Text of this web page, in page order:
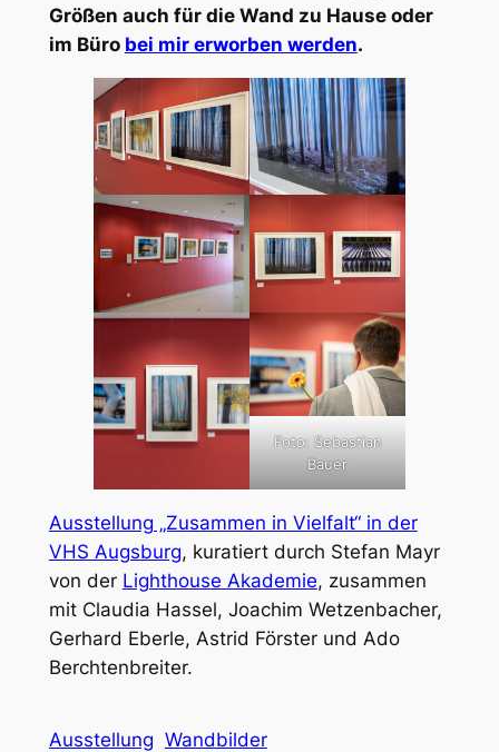
Größen auch für die Wand zu Hause oder
im Büro bei mir erworben werden.
Foto: Sebastian
Bauer
Ausstellung „Zusammen in Vielfalt“ in der
VHS Augsburg, kuratiert durch Stefan Mayr
von der Lighthouse Akademie, zusammen
mit Claudia Hassel, Joachim Wetzenbacher,
Gerhard Eberle, Astrid Förster und Ado
Berchtenbreiter.
Ausstellung Wandbilder